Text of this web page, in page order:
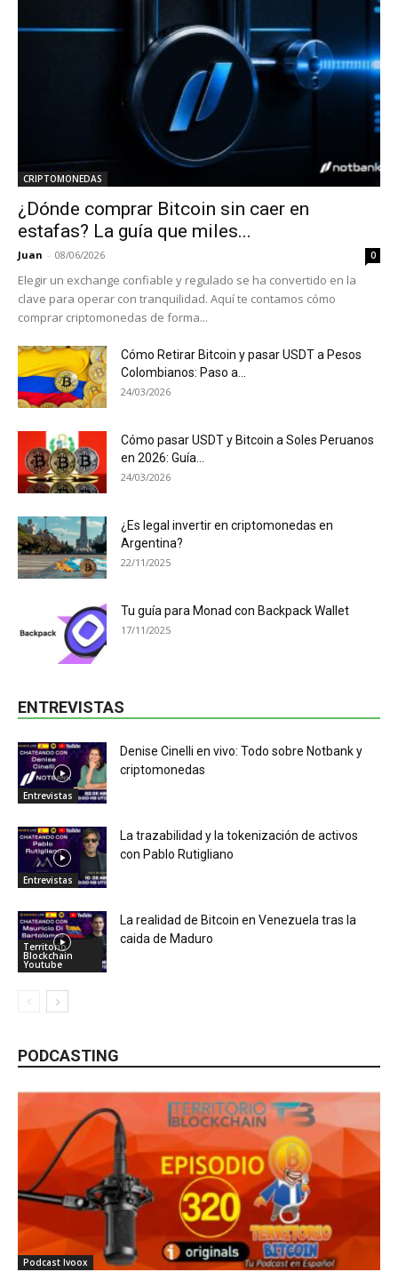
CRIPTOMONEDAS
¿Dónde comprar Bitcoin sin caer en
estafas? La guía que miles...
Juan - 08/06/2026 0
Elegir un exchange confiable y regulado se ha convertido en la
clave para operar con tranquilidad. Aquí te contamos cómo
comprar criptomonedas de forma...
Cómo Retirar Bitcoin y pasar USDT a Pesos
Colombianos: Paso a...
24/03/2026
Cómo pasar USDT y Bitcoin a Soles Peruanos
en 2026: Guía...
24/03/2026
¿Es legal invertir en criptomonedas en
Argentina?
22/11/2025
Tu guía para Monad con Backpack Wallet
17/11/2025
ENTREVISTAS
Entrevistas
Denise Cinelli en vivo: Todo sobre Notbank y
criptomonedas
Entrevistas
La trazabilidad y la tokenización de activos
con Pablo Rutigliano
Territorio
Blockchain
Youtube
La realidad de Bitcoin en Venezuela tras la
caida de Maduro
PODCASTING
Podcast Ivoox